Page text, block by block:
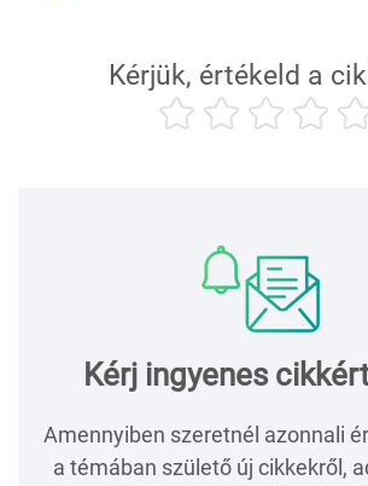
Kérjük, értékeld a
Kérj ingyenes
Amennyiben szeretnél azonnali
a témában születő új cikkekről,